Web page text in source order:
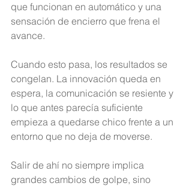
que funcionan en automático y una
sensación de encierro que frena el
avance.
Cuando esto pasa, los resultados se
congelan. La innovación queda en
espera, la comunicación se resiente y
lo que antes parecía suficiente
empieza a quedarse chico frente a un
entorno que no deja de moverse.
Salir de ahí no siempre implica
grandes cambios de golpe, sino